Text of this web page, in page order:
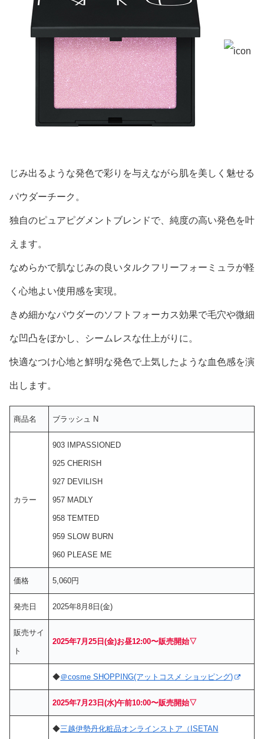
じみ出るような発色で彩りを与えながら肌を美しく魅せる
パウダーチーク。
独自のピュアピグメントブレンドで、純度の高い発色を叶
えます。
なめらかで肌なじみの良いタルクフリーフォーミュラが軽
く心地よい使用感を実現。
きめ細かなパウダーのソフトフォーカス効果で毛穴や微細
な凹凸をぼかし、シームレスな仕上がりに。
快適なつけ心地と鮮明な発色で上気したような血色感を演
出します。
商品名 ブラッシュ N
カラー
903 IMPASSIONED
925 CHERISH
927 DEVILISH
957 MADLY
958 TEMTED
959 SLOW BURN
960 PLEASE ME
価格 5,060円
発売日 2025年8月8日(金)
販売サイ
ト
2025年7月25日(金)お昼12:00〜販売開始▽
◆＠cosme SHOPPING(アットコスメ ショッピング)
2025年7月23日(水)午前10:00〜販売開始▽
◆三越伊勢丹化粧品オンラインストア（ISETAN